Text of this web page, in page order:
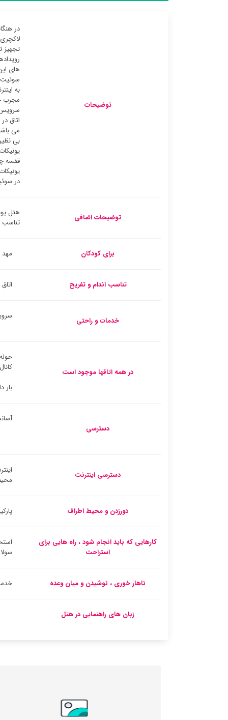
توضیحات
در
تجهیز
های
سوئیت
به
مجرب
سرویس
اتاق
می
بی
قفسه
در
توضیحات اضافی
هتل
تناسب
برای کودکان
تناسب اندام و تفریح
خدمات و راحتی
در همه اتاقها موجود است
بار
دسترسی
دسترسی اینترنت
دورزدن و محیط اطراف
کارهایی که باید انجام شود ، راه هایی برای
استراحت
ناهار خوری ، نوشیدن و میان وعده
زبان های راهنمایی در هتل